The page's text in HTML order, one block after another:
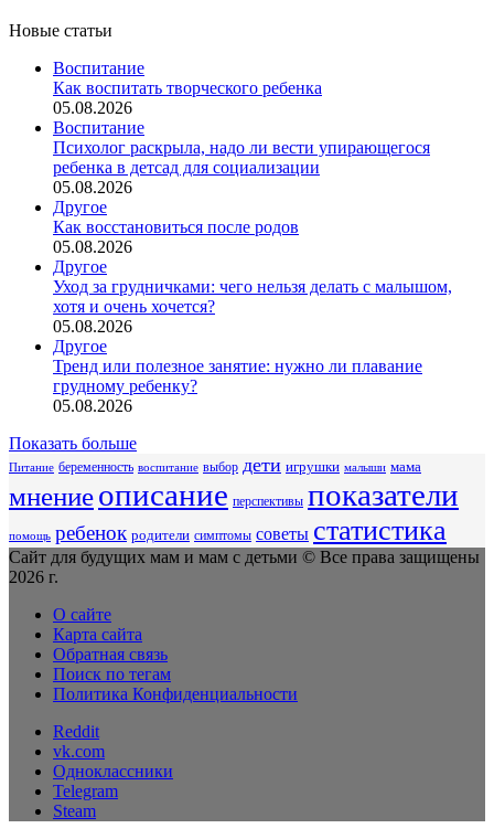
Новые статьи
Воспитание
Как воспитать творческого ребенка
05.08.2026
Воспитание
Психолог раскрыла, надо ли вести упирающегося
ребенка в детсад для социализации
05.08.2026
Другое
Как восстановиться после родов
05.08.2026
Другое
Уход за грудничками: чего нельзя делать с малышом,
хотя и очень хочется?
05.08.2026
Другое
Тренд или полезное занятие: нужно ли плавание
грудному ребенку?
05.08.2026
Показать больше
Питание беременность воспитание выбор дети игрушки малыши мама
мнениеописание перспективы показатели
помощь ребенок родители симптомы советы статистика
Сайт для будущих мам и мам с детьми © Все права защищены
2026 г.
О сайте
Карта сайта
Обратная связь
Поиск по тегам
Политика Конфиденциальности
Reddit
vk.com
Одноклассники
Telegram
Steam